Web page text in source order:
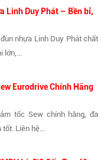
Linh Duy Phát – Bền bỉ,
nhựa Linh Duy Phát chất
Eurodrive Chính Hãng
tốc Sew chính hãng, đa
Liên hệ...